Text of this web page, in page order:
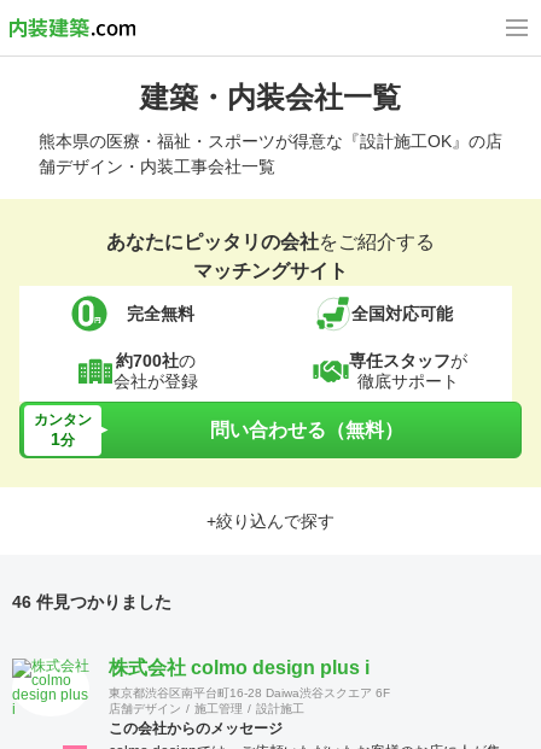
建築・内装会社一覧
熊本県の医療・福祉・スポーツが得意な『設計施工OK』の店
舗デザイン・内装工事会社一覧
あなたにピッタリの会社をご紹介する
マッチングサイト
完全無料 全国対応可能
約700社の
会社が登録
専任スタッフが
徹底サポート
カンタン
1分 問い合わせる（無料）
+絞り込んで探す
46 件見つかりました
株式会社 colmo design plus i
東京都渋谷区南平台町16-28 Daiwa渋谷スクエア 6F
店舗デザイン
施工管理 設計施工
この会社からのメッセージ